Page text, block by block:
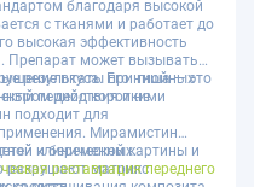
благодаря высокой
с тканями и работает до
высокая эффективность
Препарат может вызывать
вкуса. Его ниша — это
период короткими
результаты при гнойных
действия и не
подходит для
Мирамистин
и беременных.
разрушают матрикс
клинической картины и
реставрация переднего